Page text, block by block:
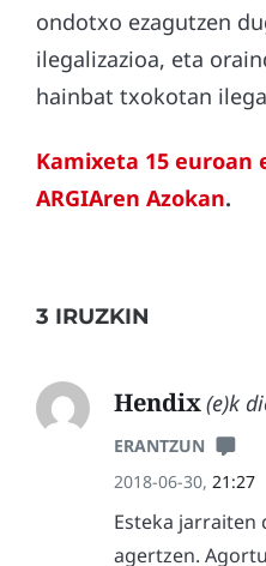
ondotxo ezagutzen
ilegalizazioa, eta
hainbat txokotan
Kamixeta 15 euroan
ARGIAren Azokan.
3 IRUZKIN
Hendix(e)k
ERANTZUN
2018-06-30, 21:27
Esteka jarraiten
agertzen.